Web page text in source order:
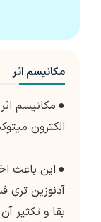
مکانیسم اثر
● مکانیسم
الکترون
● این باعث
بقا و تکثیر